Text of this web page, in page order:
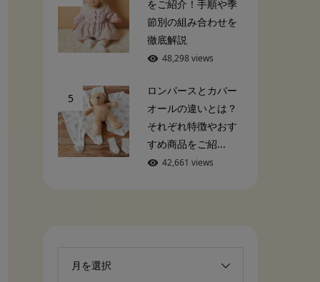
をご紹介！手順や季
節別の組み合わせを
徹底解説
48,298 views
5
ロンパースとカバー
オールの違いとは？
それぞれ特徴やおす
すめ商品をご紹...
42,661 views
月を選択